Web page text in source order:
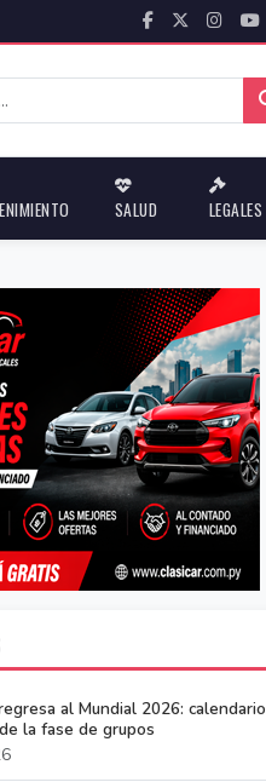
SALUD LEGALES
al Mundial 2026: calendario
la fase de grupos